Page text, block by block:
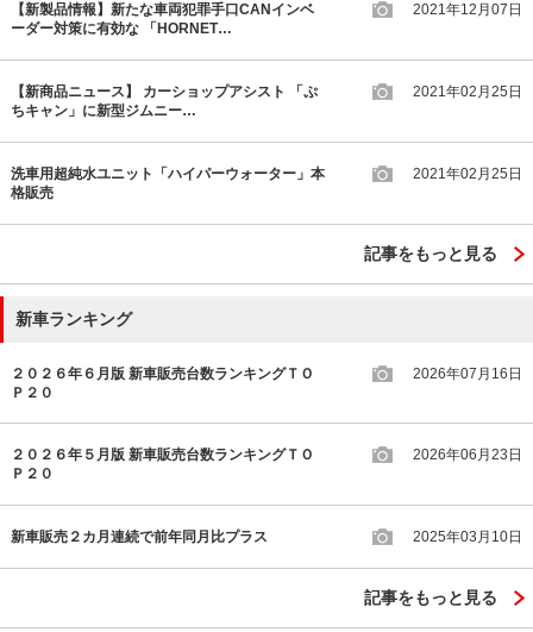
【新製品情報】新たな車両犯罪手口CANインベ
ーダー対策に有効な 「HORNET…
2021年12月07日
【新商品ニュース】 カーショップアシスト 「ぷ
ちキャン」に新型ジムニー…
2021年02月25日
洗車用超純水ユニット「ハイパーウォーター」本
格販売
2021年02月25日
記事をもっと見る
新車ランキング
２０２６年６月版 新車販売台数ランキングＴＯ
Ｐ２０
2026年07月16日
２０２６年５月版 新車販売台数ランキングＴＯ
Ｐ２０
2026年06月23日
新車販売２カ月連続で前年同月比プラス 2025年03月10日
記事をもっと見る